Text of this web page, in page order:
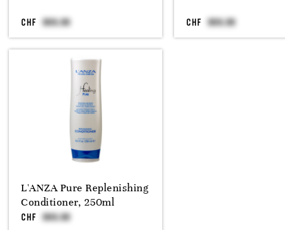
CHF CHF
L'ANZA Pure Replenishing
Conditioner, 250ml
CHF